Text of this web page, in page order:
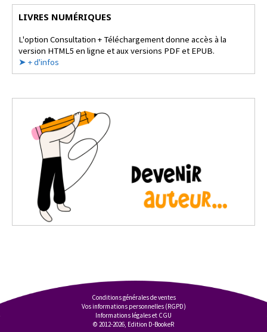
LIVRES NUMÉRIQUES
L'option Consultation + Téléchargement donne accès à la
version HTML5 en ligne et aux versions PDF et EPUB.
➤ + d'infos
Conditions générales de ventes
Vos informations personnelles (RGPD)
Informations légales et CGU
© 2012-2026, Edition D-BookeR